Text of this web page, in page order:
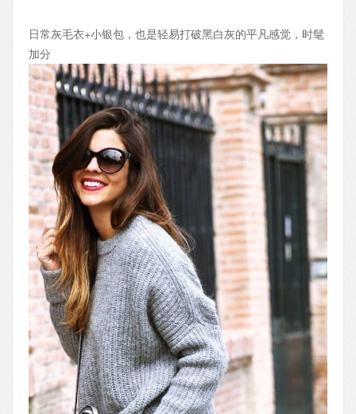
日常灰毛衣+小银包，也是轻易打破黑白灰的平凡感觉，时髦
加分